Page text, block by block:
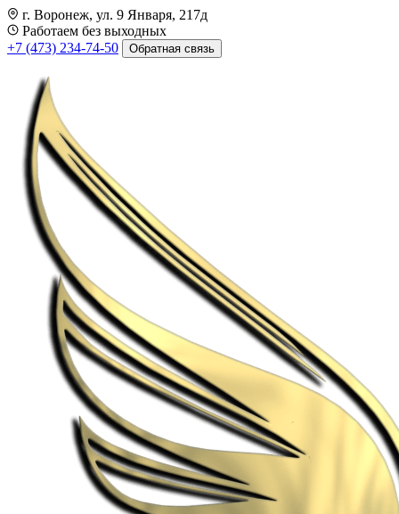
г. Воронеж, ул. 9 Января, 217д
Работаем без выходных
+7 (473) 234-74-50
Обратная связь